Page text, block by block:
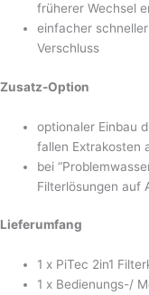
früherer Wechsel
einfacher
Verschluss
Zusatz-Option
optionaler Einbau
fallen Extrakosten
bei
Filterlösungen auf
Lieferumfang
1 x PiTec 2in1
1 x Bedienungs-/